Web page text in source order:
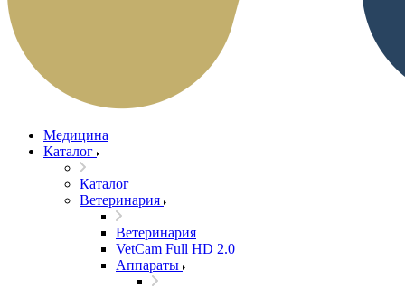
Медицина
Каталог
Каталог
Ветеринария
Ветеринария
VetCam Full HD 2.0
Аппараты